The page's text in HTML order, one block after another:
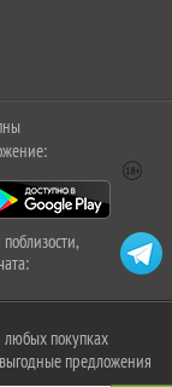
покупках
предложения